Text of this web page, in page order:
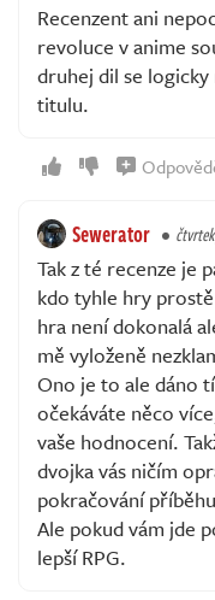
Recenzent ani
revoluce v anime
druhej dil se
titulu.
Sewerator
Tak z té recenze je
kdo tyhle hry
hra není dokonalá
mě vyloženě
Ono je to ale dáno
očekáváte něco
vaše hodnocení.
dvojka vás ničím
pokračování
Ale pokud vám jde
lepší RPG.